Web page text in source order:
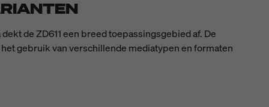
de ZD611 een breed toepassingsgebied af. De
gebruik van verschillende mediatypen en formaten